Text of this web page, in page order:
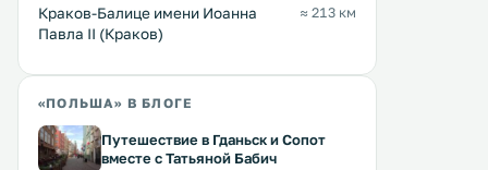
Краков-Балице имени Иоанна
Павла II (Краков)
≈ 213 км
«ПОЛЬША» В БЛОГЕ
Путешествие в Гданьск и Сопот
вместе с Татьяной Бабич